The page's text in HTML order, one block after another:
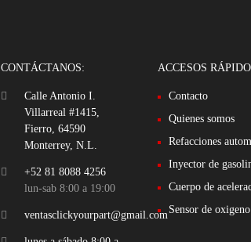
CONTÁCTANOS:
Calle Antonio I.
Villarreal #1415,
Fierro, 64590
Monterrey, N.L.
+52 81 8088 4256
lun-sab 8:00 a 19:00
ventasclickyourpart@gmail.com
ACCESOS
Contacto
Quienes somos
Refacciones
Inyector de
Cuerpo de
Sensor de oxigeno